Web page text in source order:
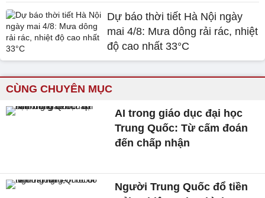
Dự báo thời tiết Hà Nội ngày
mai 4/8: Mưa dông rải rác, nhiệt
độ cao nhất 33°C
CÙNG CHUYÊN MỤC
AI trong giáo dục đại học
Trung Quốc: Từ cấm đoán
đến chấp nhận
Người Trung Quốc đổ tiền